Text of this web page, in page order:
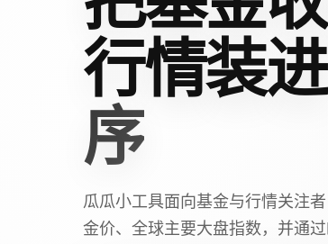
行情装进
序
瓜瓜小工具面向基金与行情关注
金价、全球主要大盘指数，并通